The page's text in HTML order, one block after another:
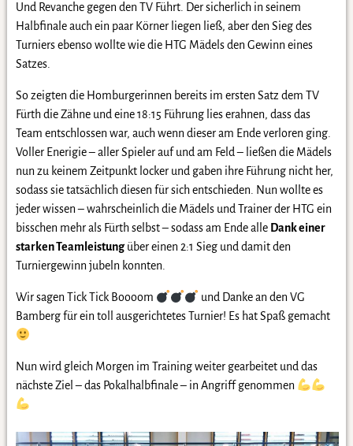
Und Revanche gegen den TV Führt. Der sicherlich in seinem
Halbfinale auch ein paar Körner liegen ließ, aber den Sieg des
Turniers ebenso wollte wie die HTG Mädels den Gewinn eines
Satzes.
So zeigten die Homburgerinnen bereits im ersten Satz dem TV
Fürth die Zähne und eine 18:15 Führung lies erahnen, dass das
Team entschlossen war, auch wenn dieser am Ende verloren ging.
Voller Enerigie – aller Spieler auf und am Feld – ließen die Mädels
nun zu keinem Zeitpunkt locker und gaben ihre Führung nicht her,
sodass sie tatsächlich diesen für sich entschieden. Nun wollte es
jeder wissen – wahrscheinlich die Mädels und Trainer der HTG ein
bisschen mehr als Fürth selbst – sodass am Ende alle Dank einer
starken Teamleistungüber einen 2:1 Sieg und damit den
Turniergewinn jubeln konnten.
Wir sagen Tick Tick Boooom
und Danke an den VG
Bamberg für ein toll ausgerichtetes Turnier! Es hat Spaß gemacht
Nun wird gleich Morgen im Training weiter gearbeitet und das
nächste Ziel – das Pokalhalbfinale – in Angriff genommen